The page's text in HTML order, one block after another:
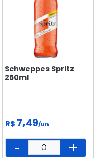
Schweppes Spritz
250ml
R$ 7,49/un
- +